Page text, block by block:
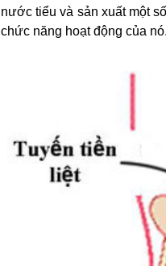
nước tiểu và sản xuất một
chức năng hoạt động của nó.